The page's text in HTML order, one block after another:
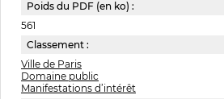
Poids du PDF (en ko) :
561
Classement :
Ville de Paris
Domaine public
Manifestations d’intérêt